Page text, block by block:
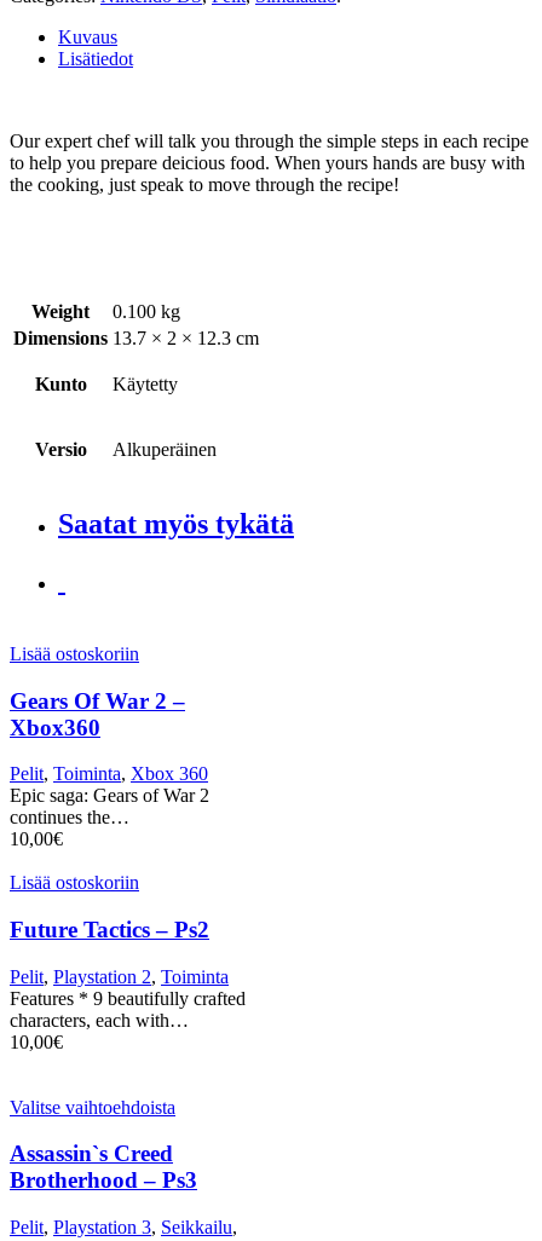
Kuvaus
Lisätiedot
Our expert chef will talk you through the simple steps in each recipe
to help you prepare deicious food. When yours hands are busy with
the cooking, just speak to move through the recipe!
Weight
0.100 kg
Dimensions 13.7 × 2 × 12.3 cm
Kunto Käytetty
Versio Alkuperäinen
Saatat myös tykätä
Lisää ostoskoriin
Gears Of War 2 –
Xbox360
Pelit, Toiminta, Xbox 360
Epic saga: Gears of War 2
continues the…
10,00€
Lisää ostoskoriin
Future Tactics – Ps2
Pelit, Playstation 2, Toiminta
Features * 9 beautifully crafted
characters, each with…
10,00€
Valitse vaihtoehdoista
Assassin`s Creed
Brotherhood – Ps3
Pelit, Playstation 3, Seikkailu,